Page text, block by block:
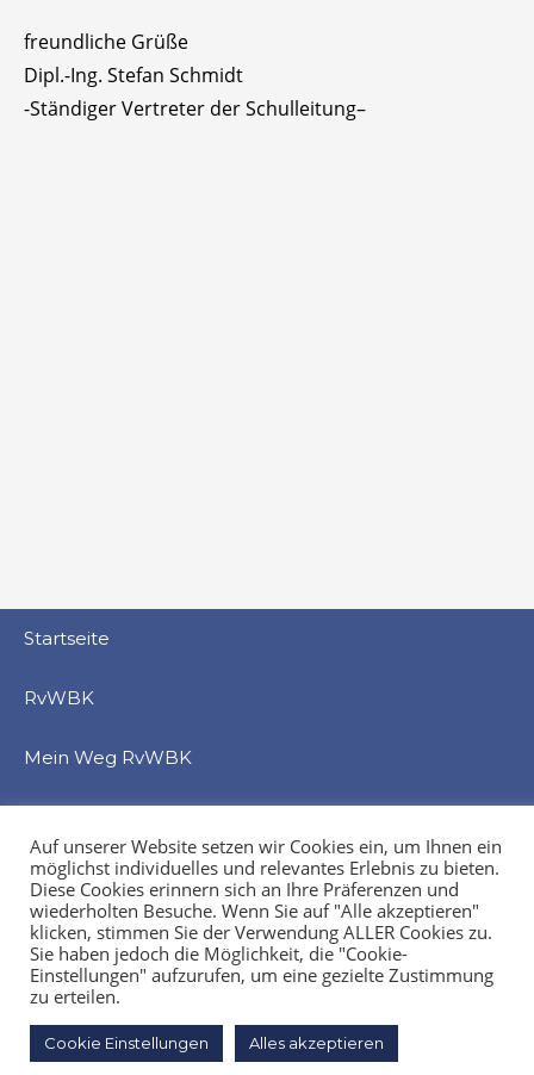
freundliche Grüße
Dipl.-Ing. Stefan Schmidt
-Ständiger Vertreter der Schulleitung–
Auf unserer Website setzen wir Cookies ein, um Ihnen ein
möglichst individuelles und relevantes Erlebnis zu bieten.
Diese Cookies erinnern sich an Ihre Präferenzen und
wiederholten Besuche. Wenn Sie auf "Alle akzeptieren"
klicken, stimmen Sie der Verwendung ALLER Cookies zu.
Sie haben jedoch die Möglichkeit, die "Cookie-
Einstellungen" aufzurufen, um eine gezielte Zustimmung
zu erteilen.
Cookie Einstellungen Alles akzeptieren
Startseite
RvWBK
Mein Weg RvWBK
Service
Veranstaltung
Kontakt